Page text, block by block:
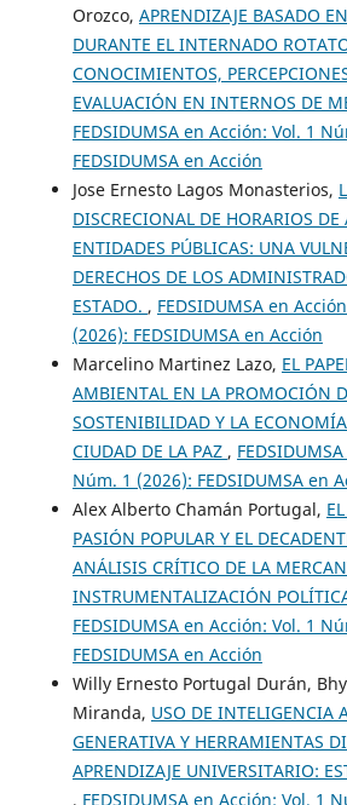
Orozco, APRENDIZAJE BASADO
DURANTE EL INTERNADO
CONOCIMIENTOS,
EVALUACIÓN EN INTERNOS DE
FEDSIDUMSA en Acción: Vol. 1
FEDSIDUMSA en Acción
Jose Ernesto Lagos Monasterios,
DISCRECIONAL DE HORARIOS
ENTIDADES PÚBLICAS: UNA
DERECHOS DE LOS
ESTADO. , FEDSIDUMSA en
(2026): FEDSIDUMSA en Acción
Marcelino Martinez Lazo, EL
AMBIENTAL EN LA PROMOCIÓN
SOSTENIBILIDAD Y LA
CIUDAD DE LA PAZ ,
Núm. 1 (2026): FEDSIDUMSA en
Alex Alberto Chamán Portugal,
PASIÓN POPULAR Y EL
ANÁLISIS CRÍTICO DE LA
INSTRUMENTALIZACIÓN
FEDSIDUMSA en Acción: Vol. 1
FEDSIDUMSA en Acción
Willy Ernesto Portugal Durán,
Miranda, USO DE INTELIGENCIA
GENERATIVA Y HERRAMIENTAS
APRENDIZAJE UNIVERSITARIO:
, FEDSIDUMSA en Acción: Vol. 1